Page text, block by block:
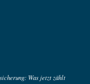
Was jetzt zählt